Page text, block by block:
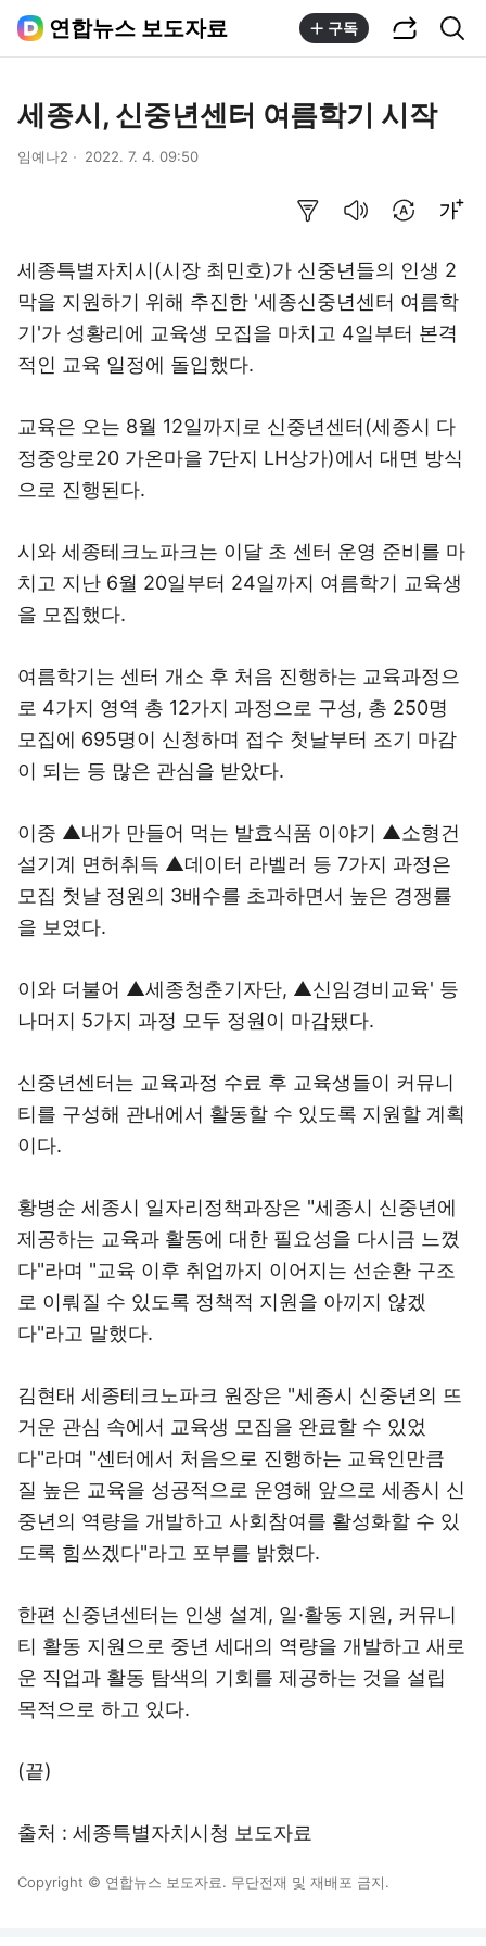
연합뉴스 보도자료 구독
세종시, 신중년센터 여름학기 시작
임예나2 2022. 7. 4. 09:50
세종특별자치시(시장 최민호)가 신중년들의 인생 2
막을 지원하기 위해 추진한 '세종신중년센터 여름학
기'가 성황리에 교육생 모집을 마치고 4일부터 본격
적인 교육 일정에 돌입했다.
교육은 오는 8월 12일까지로 신중년센터(세종시 다
정중앙로20 가온마을 7단지 LH상가)에서 대면 방식
으로 진행된다.
시와 세종테크노파크는 이달 초 센터 운영 준비를 마
치고 지난 6월 20일부터 24일까지 여름학기 교육생
을 모집했다.
여름학기는 센터 개소 후 처음 진행하는 교육과정으
로 4가지 영역 총 12가지 과정으로 구성, 총 250명
모집에 695명이 신청하며 접수 첫날부터 조기 마감
이 되는 등 많은 관심을 받았다.
이중 ▲내가 만들어 먹는 발효식품 이야기 ▲소형건
설기계 면허취득 ▲데이터 라벨러 등 7가지 과정은
모집 첫날 정원의 3배수를 초과하면서 높은 경쟁률
을 보였다.
이와 더불어 ▲세종청춘기자단, ▲신임경비교육' 등
나머지 5가지 과정 모두 정원이 마감됐다.
신중년센터는 교육과정 수료 후 교육생들이 커뮤니
티를 구성해 관내에서 활동할 수 있도록 지원할 계획
이다.
황병순 세종시 일자리정책과장은 "세종시 신중년에
제공하는 교육과 활동에 대한 필요성을 다시금 느꼈
다"라며 "교육 이후 취업까지 이어지는 선순환 구조
로 이뤄질 수 있도록 정책적 지원을 아끼지 않겠
다"라고 말했다.
김현태 세종테크노파크 원장은 "세종시 신중년의 뜨
거운 관심 속에서 교육생 모집을 완료할 수 있었
다"라며 "센터에서 처음으로 진행하는 교육인만큼
질 높은 교육을 성공적으로 운영해 앞으로 세종시 신
중년의 역량을 개발하고 사회참여를 활성화할 수 있
도록 힘쓰겠다"라고 포부를 밝혔다.
한편 신중년센터는 인생 설계, 일·활동 지원, 커뮤니
티 활동 지원으로 중년 세대의 역량을 개발하고 새로
운 직업과 활동 탐색의 기회를 제공하는 것을 설립
목적으로 하고 있다.
(끝)
출처 : 세종특별자치시청 보도자료
Copyright © 연합뉴스 보도자료. 무단전재 및 재배포 금지.